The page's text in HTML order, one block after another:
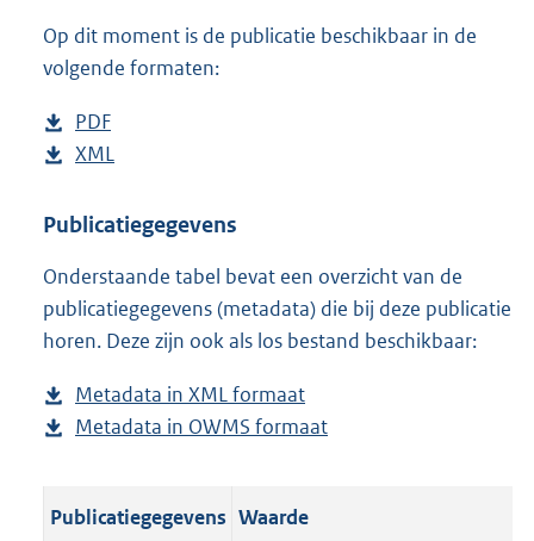
Op dit moment is de publicatie beschikbaar in de
volgende formaten:
D
o
n
o
a
d
u
b
i
PDF
e
t
n
d
s
r
o
t
D
w
l
o
a
p
u
l
XML
s
a
n
d
g
r
o
Publicatiegegevens
Onderstaande tabel bevat een overzicht van de
publicatiegegevens (metadata) die bij deze publicatie
horen. Deze zijn ook als los bestand beschikbaar:
Metadata in XML formaat
e
a
Metadata in OWMS formaat
Publicatiegegevens Waarde